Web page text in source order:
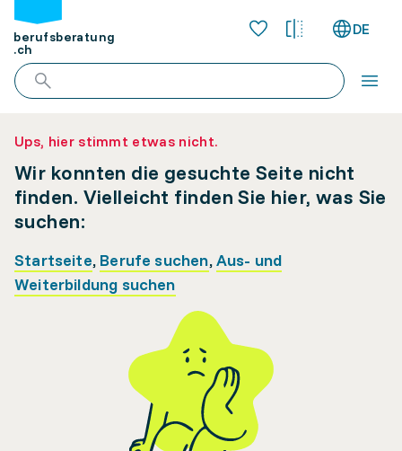
berufsberatung
.ch
DE
Ups, hier stimmt etwas nicht.
Wir konnten die gesuchte Seite nicht
finden. Vielleicht finden Sie hier, was Sie
suchen:
Startseite, Berufe suchen,Aus- und
Weiterbildung suchen